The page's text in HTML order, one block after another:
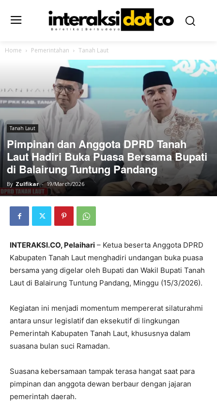
Home Pemerintahan Tanah Laut
Tanah Laut
Pimpinan dan Anggota DPRD Tanah
Laut Hadiri Buka Puasa Bersama Bupati
di Balairung Tuntung Pandang
By Zulfikar - 19/March/2026
INTERAKSI.CO, Pelaihari – Ketua beserta Anggota DPRD
Kabupaten Tanah Laut menghadiri undangan buka puasa
bersama yang digelar oleh Bupati dan Wakil Bupati Tanah
Laut di Balairung Tuntung Pandang, Minggu (15/3/2026).
Kegiatan ini menjadi momentum mempererat silaturahmi
antara unsur legislatif dan eksekutif di lingkungan
Pemerintah Kabupaten Tanah Laut, khususnya dalam
suasana bulan suci Ramadan.
Suasana kebersamaan tampak terasa hangat saat para
pimpinan dan anggota dewan berbaur dengan jajaran
pemerintah daerah.